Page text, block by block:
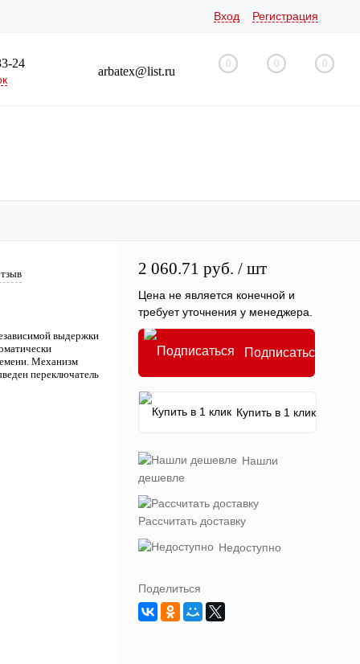
Вход Регистрация
24
arbatex@list.ru
0 0 0
выдержки
Механизм
переключатель
2 060.71 руб. / шт
Цена не является конечной и
требует уточнения у менеджера.
Подписаться
Купить в 1 клик
Нашли
дешевле
Рассчитать доставку
Недоступно
Поделиться